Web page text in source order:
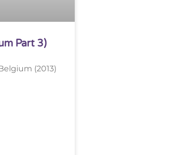
Part 3)
(2013)